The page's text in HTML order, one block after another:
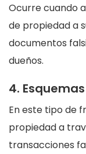
Ocurre cuando
de propiedad a
documentos
dueños.
4.
En este tipo de
propiedad a
transacciones